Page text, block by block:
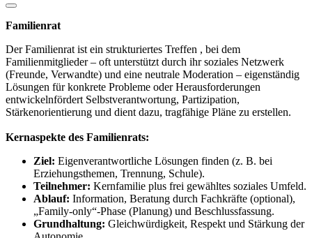
Familienrat
Der Familienrat ist ein strukturiertes Treffen , bei dem
Familienmitglieder – oft unterstützt durch ihr soziales Netzwerk
(Freunde, Verwandte) und eine neutrale Moderation – eigenständig
Lösungen für konkrete Probleme oder Herausforderungen
entwickelnfördert Selbstverantwortung, Partizipation,
Stärkenorientierung und dient dazu, tragfähige Pläne zu erstellen.
Kernaspekte des Familienrats:
Ziel: Eigenverantwortliche Lösungen finden (z. B. bei
Erziehungsthemen, Trennung, Schule).
Teilnehmer: Kernfamilie plus frei gewähltes soziales Umfeld.
Ablauf: Information, Beratung durch Fachkräfte (optional),
„Family-only“-Phase (Planung) und Beschlussfassung.
Grundhaltung: Gleichwürdigkeit, Respekt und Stärkung der